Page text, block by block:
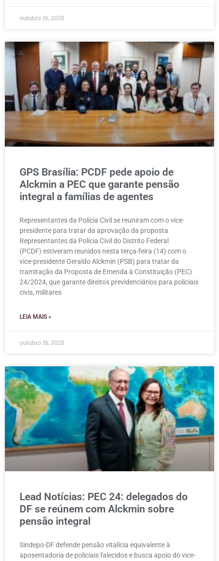
outubro 16, 2025
GPS Brasília: PCDF pede apoio de
Alckmin a PEC que garante pensão
integral a famílias de agentes
Representantes da Polícia Civil se reuniram com o vice-
presidente para tratar da aprovação da proposta
Representantes da Polícia Civil do Distrito Federal
(PCDF) estiveram reunidos nesta terça-feira (14) com o
vice-presidente Geraldo Alckmin (PSB) para tratar da
tramitação da Proposta de Emenda à Constituição (PEC)
24/2024, que garante direitos previdenciários para policiais
civis, militares
LEIA MAIS »
outubro 16, 2025
Lead Notícias: PEC 24: delegados do
DF se reúnem com Alckmin sobre
pensão integral
Sindepo-DF defende pensão vitalícia equivalente à
aposentadoria de policiais falecidos e busca apoio do vice-